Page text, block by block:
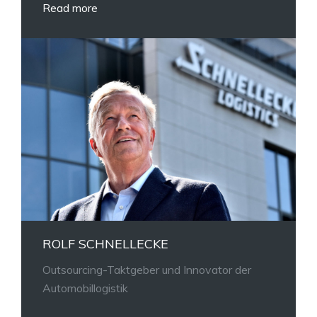
Read more
ROLF SCHNELLECKE
Outsourcing-Taktgeber und Innovator der
Automobillogistik